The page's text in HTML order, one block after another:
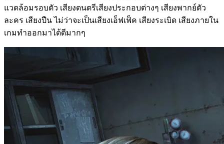
แวดล้อมรอบตัว เสียงดนตรีเสียงประกอบต่างๆ เสียงพากย์ตัว
ละคร เสียงปืน ไม่ว่าจะเป็นเสียงเอ็ฟเฟ็ค เสียงระเบิด เสียงภายใน
เกมทำออกมาได้ดีมากๆ